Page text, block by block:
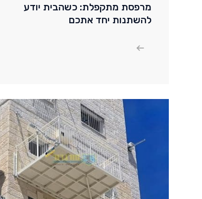
מרפסת מתקפלת: כשהבית יודע
להשתנות יחד אתכם